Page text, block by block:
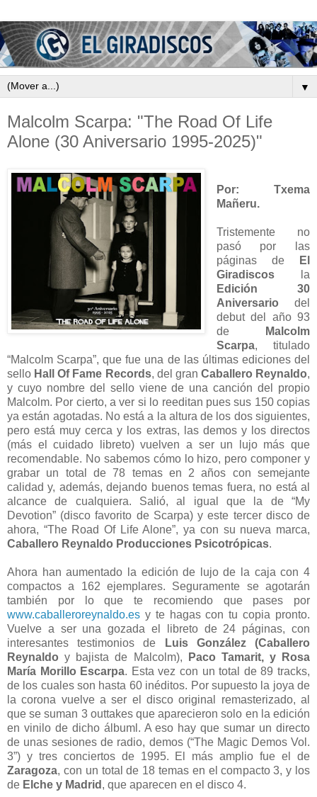
▼
Malcolm Scarpa: "The Road Of Life
Alone (30 Aniversario 1995-2025)"
Por: Txema
Mañeru.
Tristemente no
pasó por las
páginas de
El
Giradiscosla
Edición 30
Aniversario del
debut del año 93
de
Malcolm
Scarpa, titulado
“Malcolm Scarpa”, que fue una de las últimas ediciones del
sello Hall Of Fame Records, del gran Caballero Reynaldo,
y cuyo nombre del sello viene de una canción del propio
Malcolm. Por cierto, a ver si lo reeditan pues sus 150 copias
ya están agotadas. No está a la altura de los dos siguientes,
pero está muy cerca y los extras, las demos y los directos
(más el cuidado libreto) vuelven a ser un lujo más que
recomendable. No sabemos cómo lo hizo, pero componer y
grabar un total de 78 temas en 2 años con semejante
calidad y, además, dejando buenos temas fuera, no está al
alcance de cualquiera. Salió, al igual que la de “My
Devotion” (disco favorito de Scarpa) y este tercer disco de
ahora, “The Road Of Life Alone”, ya con su nueva marca,
Caballero Reynaldo Producciones Psicotrópicas.
Ahora han aumentado la edición de lujo de la caja con 4
compactos a 162 ejemplares. Seguramente se agotarán
también por lo que te recomiendo que pases por
www.caballeroreynaldo.es y te hagas con tu copia pronto.
Vuelve a ser una gozada el libreto de 24 páginas, con
interesantes testimonios de
Luis González (Caballero
Reynaldo y bajista de Malcolm),
Paco Tamarit, y Rosa
María Morillo Escarpa. Esta vez con un total de 89 tracks,
de los cuales son hasta 60 inéditos. Por supuesto la joya de
la corona vuelve a ser el disco original remasterizado, al
que se suman 3 outtakes que aparecieron solo en la edición
en vinilo de dicho álbuml. A eso hay que sumar un directo
de unas sesiones de radio, demos (“The Magic Demos Vol.
3”) y tres conciertos de 1995. El más amplio fue el de
Zaragoza, con un total de 18 temas en el compacto 3, y los
de Elche y Madrid , que aparecen en el disco 4.